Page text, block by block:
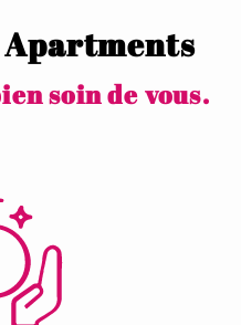
Apartments
soin de vous.